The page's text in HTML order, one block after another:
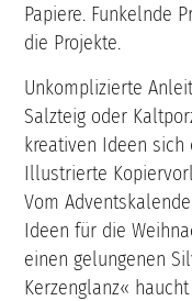
Papiere. Funkelnde
die Projekte.
Unkomplizierte
Salzteig oder
kreativen Ideen
Illustrierte
Vom
Ideen für die
einen gelungenen
Kerzenglanz«